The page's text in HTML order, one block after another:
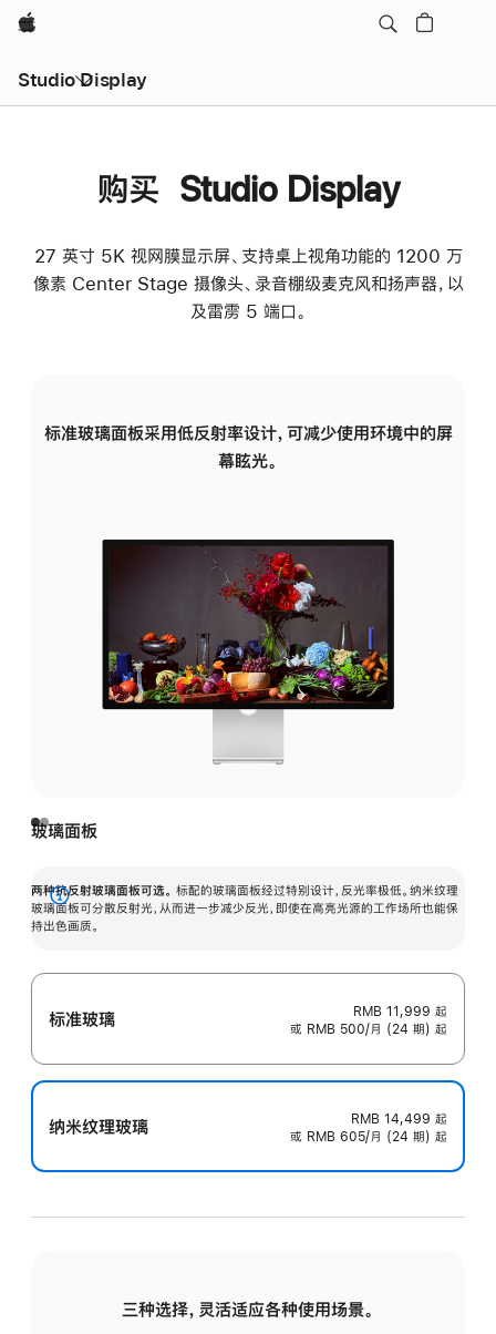
Apple
Studio Display
购买 Studio Display
27 英寸 5K 视网膜显示屏、支持桌上视角功能的 1200 万
像素 Center Stage 摄像头、录音棚级麦克风和扬声器，以
及雷雳 5 端口。
标准玻璃面板采用低反射率设计，可减少使用环境中的屏
幕眩光。
玻璃面板
两种抗反射玻璃面板可选。 标配的玻璃面板经过特别设计，反光率极低。纳米纹理
玻璃面板可分散反射光，从而进一步减少反光，即使在高亮光源的工作场所也能保
持出色画质。
展
开
标准玻璃 RMB 11,999 起
或 RMB 500/月 (24 期) 起
纳米纹理玻璃 RMB 14,499 起
或 RMB 605/月 (24 期) 起
三种选择，灵活适应各种使用场景。